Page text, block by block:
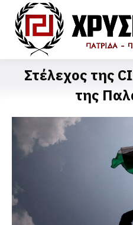
Στέλεχος της
της